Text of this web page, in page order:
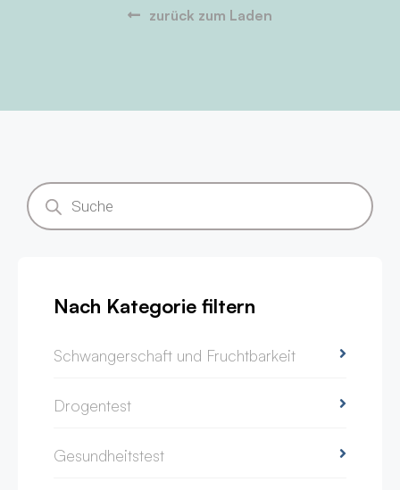
zurück zum Laden
Nach Kategorie filtern
Schwangerschaft und Fruchtbarkeit
Drogentest
Gesundheitstest